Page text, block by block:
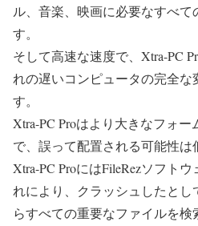
ル、音楽、映画に必要なすべて
す。
そして高速な速度で、Xtra-PC
れの遅いコンピュータの完全
す。
Xtra-PC Proはより大きなフォ
で、誤って配置される可能性は
Xtra-PC ProにはFileRezソフト
れにより、クラッシュしたとし
らすべての重要なファイルを検